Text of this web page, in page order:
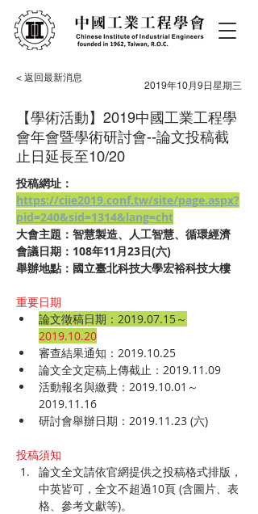
< 返回最新消息
2019年10月9日星期三
【學術活動】2019中國工業工程學
會年會暨學術研討會--論文投稿截
止日延長至10/20
投稿網址：
https://ciie2019.conf.tw/site/page.aspx?
pid=240&sid=1314&lang=cht
大會主題：智慧製造、人工智慧、循環經濟
會議日期：108年11月23日(六)
舉辦地點：國立臺北科技大學宏裕科技大樓
重要日期
論文徵稿日期：2019.07.15～
2019.10.20
審查結果通知：2019.10.25
論文全文定稿上傳截止：2019.11.09
活動報名與繳費：2019.10.01～
2019.11.16
研討會舉辦日期：2019.11.23 (六)
投稿須知
論文全文請依官網提供之投稿格式排版，
中英皆可，全文不超過10頁 (含圖片、表
格、參考文獻等)。